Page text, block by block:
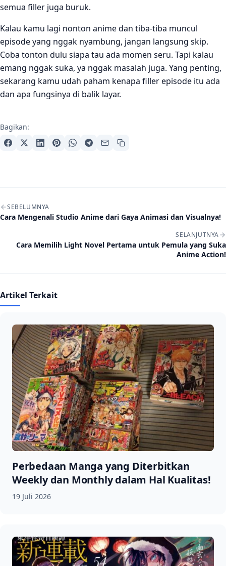
semua filler juga buruk.
Kalau kamu lagi nonton anime dan tiba-tiba muncul
episode yang nggak nyambung, jangan langsung skip.
Coba tonton dulu siapa tau ada momen seru. Tapi kalau
emang nggak suka, ya nggak masalah juga. Yang penting,
sekarang kamu udah paham kenapa filler episode itu ada
dan apa fungsinya di balik layar.
Bagikan:
Navigasi artikel
SEBELUMNYA
Cara Mengenali Studio Anime dari Gaya Animasi dan Visualnya!
SELANJUTNYA
Cara Memilih Light Novel Pertama untuk Pemula yang Suka
Anime Action!
Artikel Terkait
Perbedaan Manga yang Diterbitkan
Weekly dan Monthly dalam Hal Kualitas!
19 Juli 2026